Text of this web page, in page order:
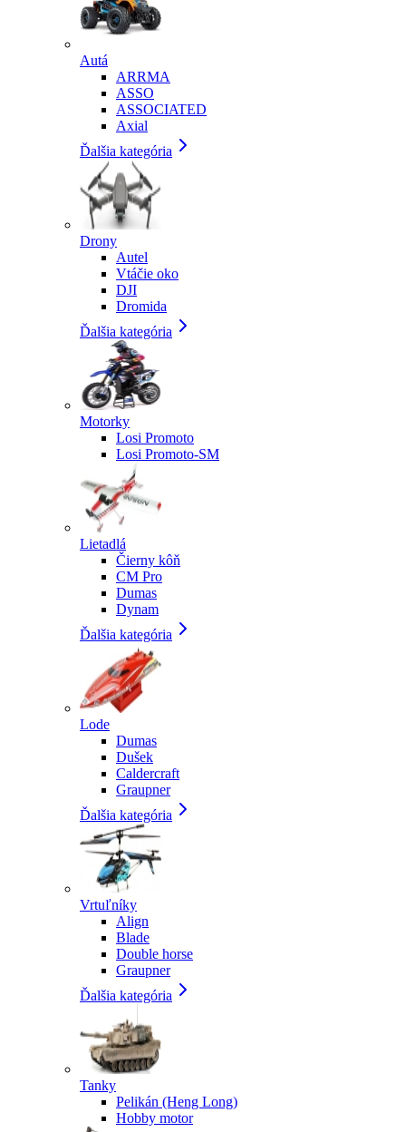
Autá
ARRMA
ASSO
ASSOCIATED
Axial
Ďalšia kategória
Drony
Autel
Vtáčie oko
DJI
Dromida
Ďalšia kategória
Motorky
Losi Promoto
Losi Promoto-SM
Lietadlá
Čierny kôň
CM Pro
Dumas
Dynam
Ďalšia kategória
Lode
Dumas
Dušek
Caldercraft
Graupner
Ďalšia kategória
Vrtuľníky
Align
Blade
Double horse
Graupner
Ďalšia kategória
Tanky
Pelikán (Heng Long)
Hobby motor